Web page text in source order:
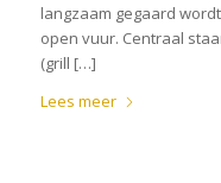
langzaam gegaard
open vuur. Centraal
(grill […]
Lees meer